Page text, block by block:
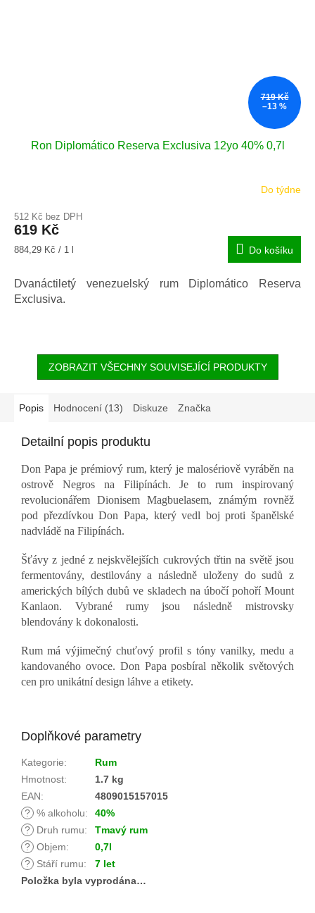
719 Kč
–13 %
Ron Diplomático Reserva Exclusiva 12yo 40% 0,7l
produktu
je
4,9
hvězdiček.
Do týdne
512 Kč bez DPH
619 Kč
Měrná
884,29 Kč / 1 l Do košíku
Dvanáctiletý venezuelský rum Diplomático Reserva
Exclusiva.
ZOBRAZIT VŠECHNY SOUVISEJÍCÍ PRODUKTY
Popis Hodnocení (13) Diskuze Značka
Detailní popis produktu
Don Papa je prémiový rum, který je malosériově vyráběn na
ostrově Negros na Filipínách. Je to rum inspirovaný
revolucionářem Dionisem Magbuelasem, známým rovněž
pod přezdívkou Don Papa, který vedl boj proti španělské
nadvládě na Filipínách.
Šťávy z jedné z nejskvělejších cukrových třtin na světě jsou
fermentovány, destilovány a následně uloženy do sudů z
amerických bílých dubů ve skladech na úbočí pohoří Mount
Kanlaon. Vybrané rumy jsou následně mistrovsky
blendovány k dokonalosti.
Rum má výjimečný chuťový profil s tóny vanilky, medu a
kandovaného ovoce. Don Papa posbíral několik světových
cen pro unikátní design láhve a etikety.
Doplňkové parametry
Kategorie:
Rum
Hmotnost:
1.7 kg
EAN:
4809015157015
? % alkoholu:
40%
?
Druh rumu:
Tmavý rum
? Objem:
0,7l
?
Stáří rumu:
7 let
Položka byla vyprodána…